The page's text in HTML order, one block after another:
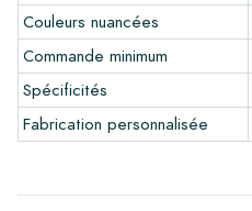
Couleurs nuancées
Commande minimum
Spécificités
Fabrication personnalisée